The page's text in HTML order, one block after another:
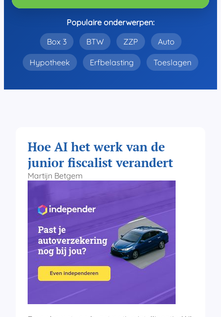
Populaire onderwerpen:
Box 3
BTW ZZP Auto
Hypotheek Erfbelasting Toeslagen
Hoe AI het werk van de
junior fiscalist verandert
Martijn Betgem